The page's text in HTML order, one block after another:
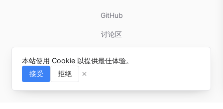
GitHub
讨论区
本站使用 Cookie 以提供最佳体验。
接受 拒绝